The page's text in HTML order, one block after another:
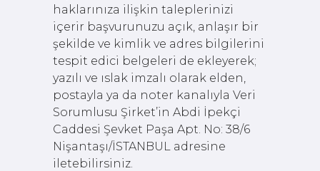
haklarınıza ilişkin taleplerinizi
içerir başvurunuzu açık, anlaşır bir
şekilde ve kimlik ve adres bilgilerini
tespit edici belgeleri de ekleyerek;
yazılı ve ıslak imzalı olarak elden,
postayla ya da noter kanalıyla Veri
Sorumlusu Şirket’in Abdi İpekçi
Caddesi Şevket Paşa Apt. No: 38/6
Nişantaşı/İSTANBUL adresine
iletebilirsiniz.